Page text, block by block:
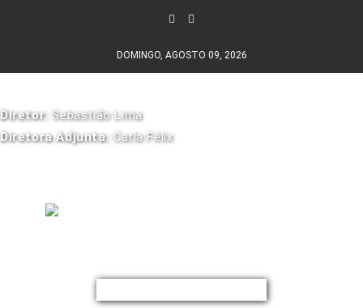
DOMINGO, AGOSTO 09, 2026
Diretor: Sebastião Lima
Diretora Adjunta: Carla Félix